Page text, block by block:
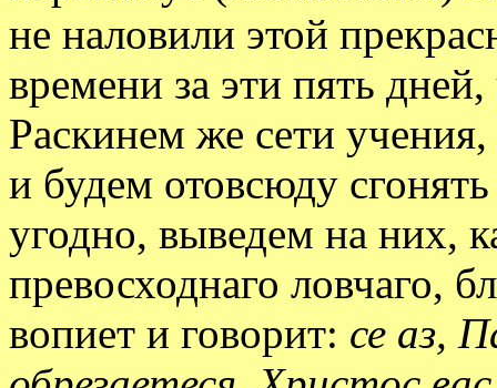
не наловили этой
времени за эти пять
Раскинем же сети
и будем отовсюду
угодно, выведем на них,
превосходнаго ловчаго,
вопиет и говорит: се аз,